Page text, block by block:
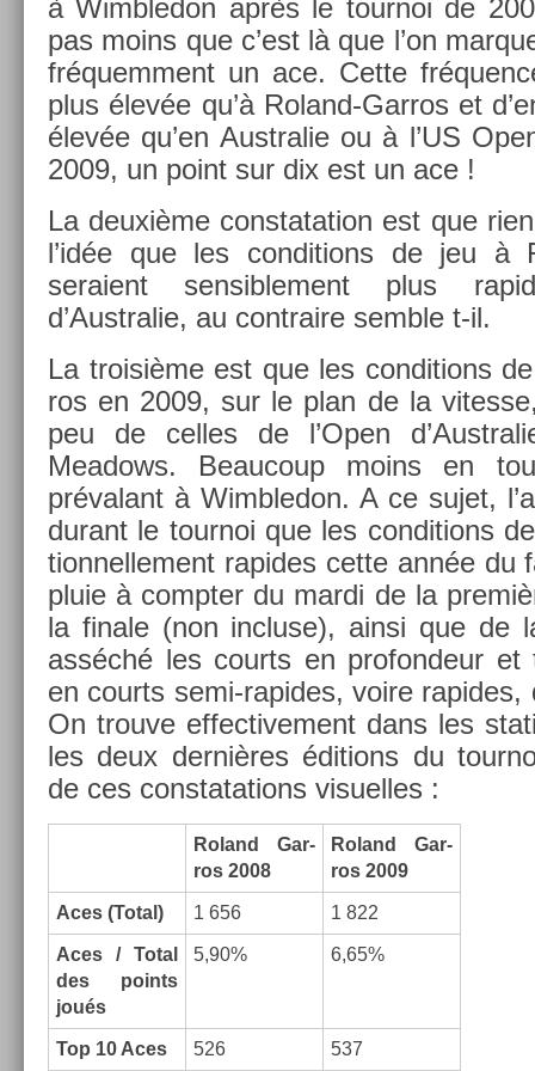
à Wimbledon après le tour­noi de
pas moins que c’est là que l’on
fréquem­ment un ace. Cette
plus élevée qu’à Roland-Garros et
élevée qu’en Australie ou à l’US
2009, un point sur dix est un ace !
La deuxième con­stata­tion est que
l’idée que les con­di­tions de jeu à
seraient sen­sib­le­ment plus
d’Australie, au contra­ire semble t-il.
La troisiè­me est que les con­di­tions
ros en 2009, sur le plan de la
peu de cel­les de l’Open
Meadows. Be­aucoup moins en
prévalant à Wimbledon. A ce sujet,
durant le tour­noi que les con­di­tions
tion­nelle­ment rapides cette année du
pluie à com­pt­er du mardi de la
la fin­ale (non in­cluse), ainsi que de
asséché les co­urts en pro­fon­deur et
en co­urts semi-rapides, voire rapides,
On trouve ef­fective­ment dans les
les deux dernières édi­tions du
de ces con­stata­tions visuel­les :
Roland Gar­
ros 2008
Roland Gar­
ros 2009
Aces (Total) 1 656 1 822
Aces / Total
des points
joués
5,90% 6,65%
Top 10 Aces 526 537